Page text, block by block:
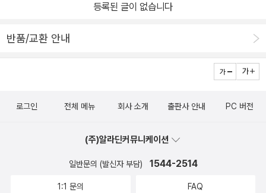
등록된 글이 없습니다
반품/교환 안내
로그인 전체 메뉴 회사 소개 출판사 안내 PC 버전
(주)알라딘커뮤니케이션
일반문의 (발신자 부담) 1544-2514
1:1 문의 FAQ